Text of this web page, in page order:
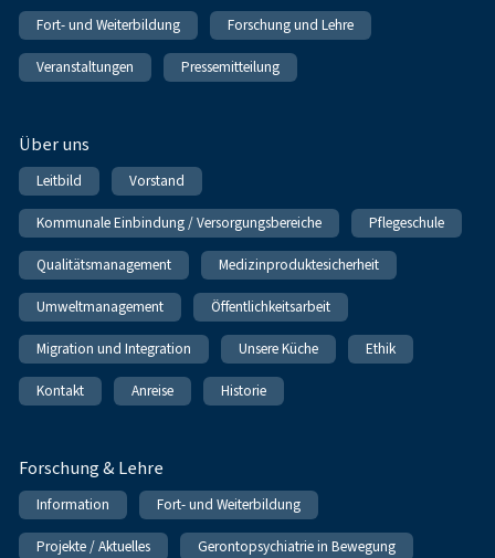
Fort- und Weiterbildung Forschung und Lehre
Veranstaltungen Pressemitteilung
Über uns
Leitbild Vorstand
Kommunale Einbindung / Versorgungsbereiche Pflegeschule
Qualitätsmanagement Medizinproduktesicherheit
Umweltmanagement Öffentlichkeitsarbeit
Migration und Integration Unsere Küche Ethik
Kontakt Anreise Historie
Forschung & Lehre
Information Fort- und Weiterbildung
Projekte / Aktuelles Gerontopsychiatrie in Bewegung